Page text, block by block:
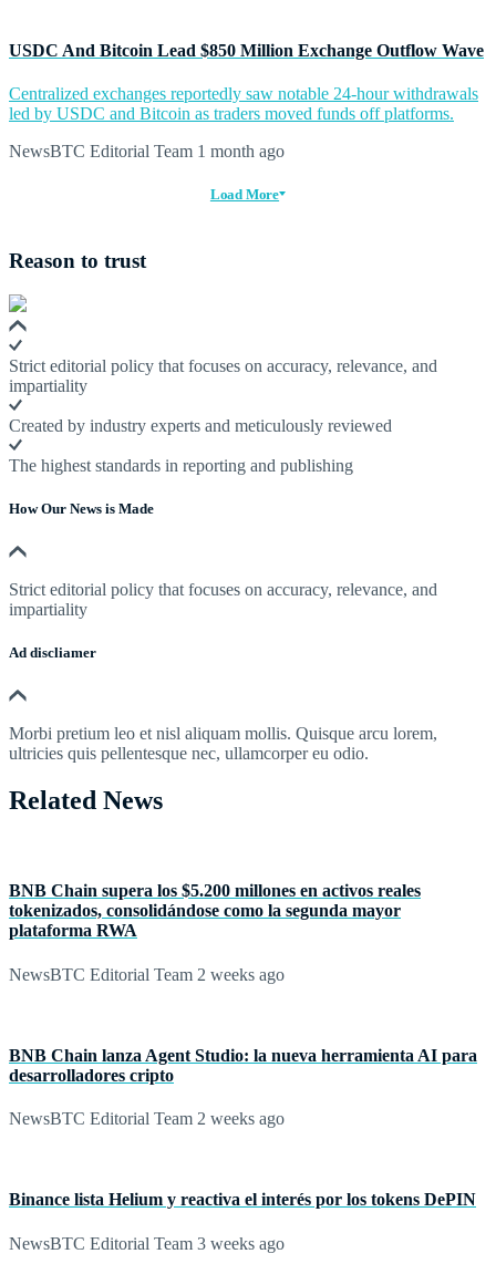
USDC And Bitcoin Lead $850 Million Exchange Outflow Wave
Centralized exchanges reportedly saw notable 24-hour withdrawals
led by USDC and Bitcoin as traders moved funds off platforms.
NewsBTC Editorial Team 1 month ago
Load More
Reason to trust
Strict editorial policy that focuses on accuracy, relevance, and
impartiality
Created by industry experts and meticulously reviewed
The highest standards in reporting and publishing
How Our News is Made
Strict editorial policy that focuses on accuracy, relevance, and
impartiality
Ad discliamer
Morbi pretium leo et nisl aliquam mollis. Quisque arcu lorem,
ultricies quis pellentesque nec, ullamcorper eu odio.
Related News
BNB Chain supera los $5.200 millones en activos reales
tokenizados, consolidándose como la segunda mayor
plataforma RWA
NewsBTC Editorial Team 2 weeks ago
BNB Chain lanza Agent Studio: la nueva herramienta AI para
desarrolladores cripto
NewsBTC Editorial Team 2 weeks ago
Binance lista Helium y reactiva el interés por los tokens DePIN
NewsBTC Editorial Team 3 weeks ago